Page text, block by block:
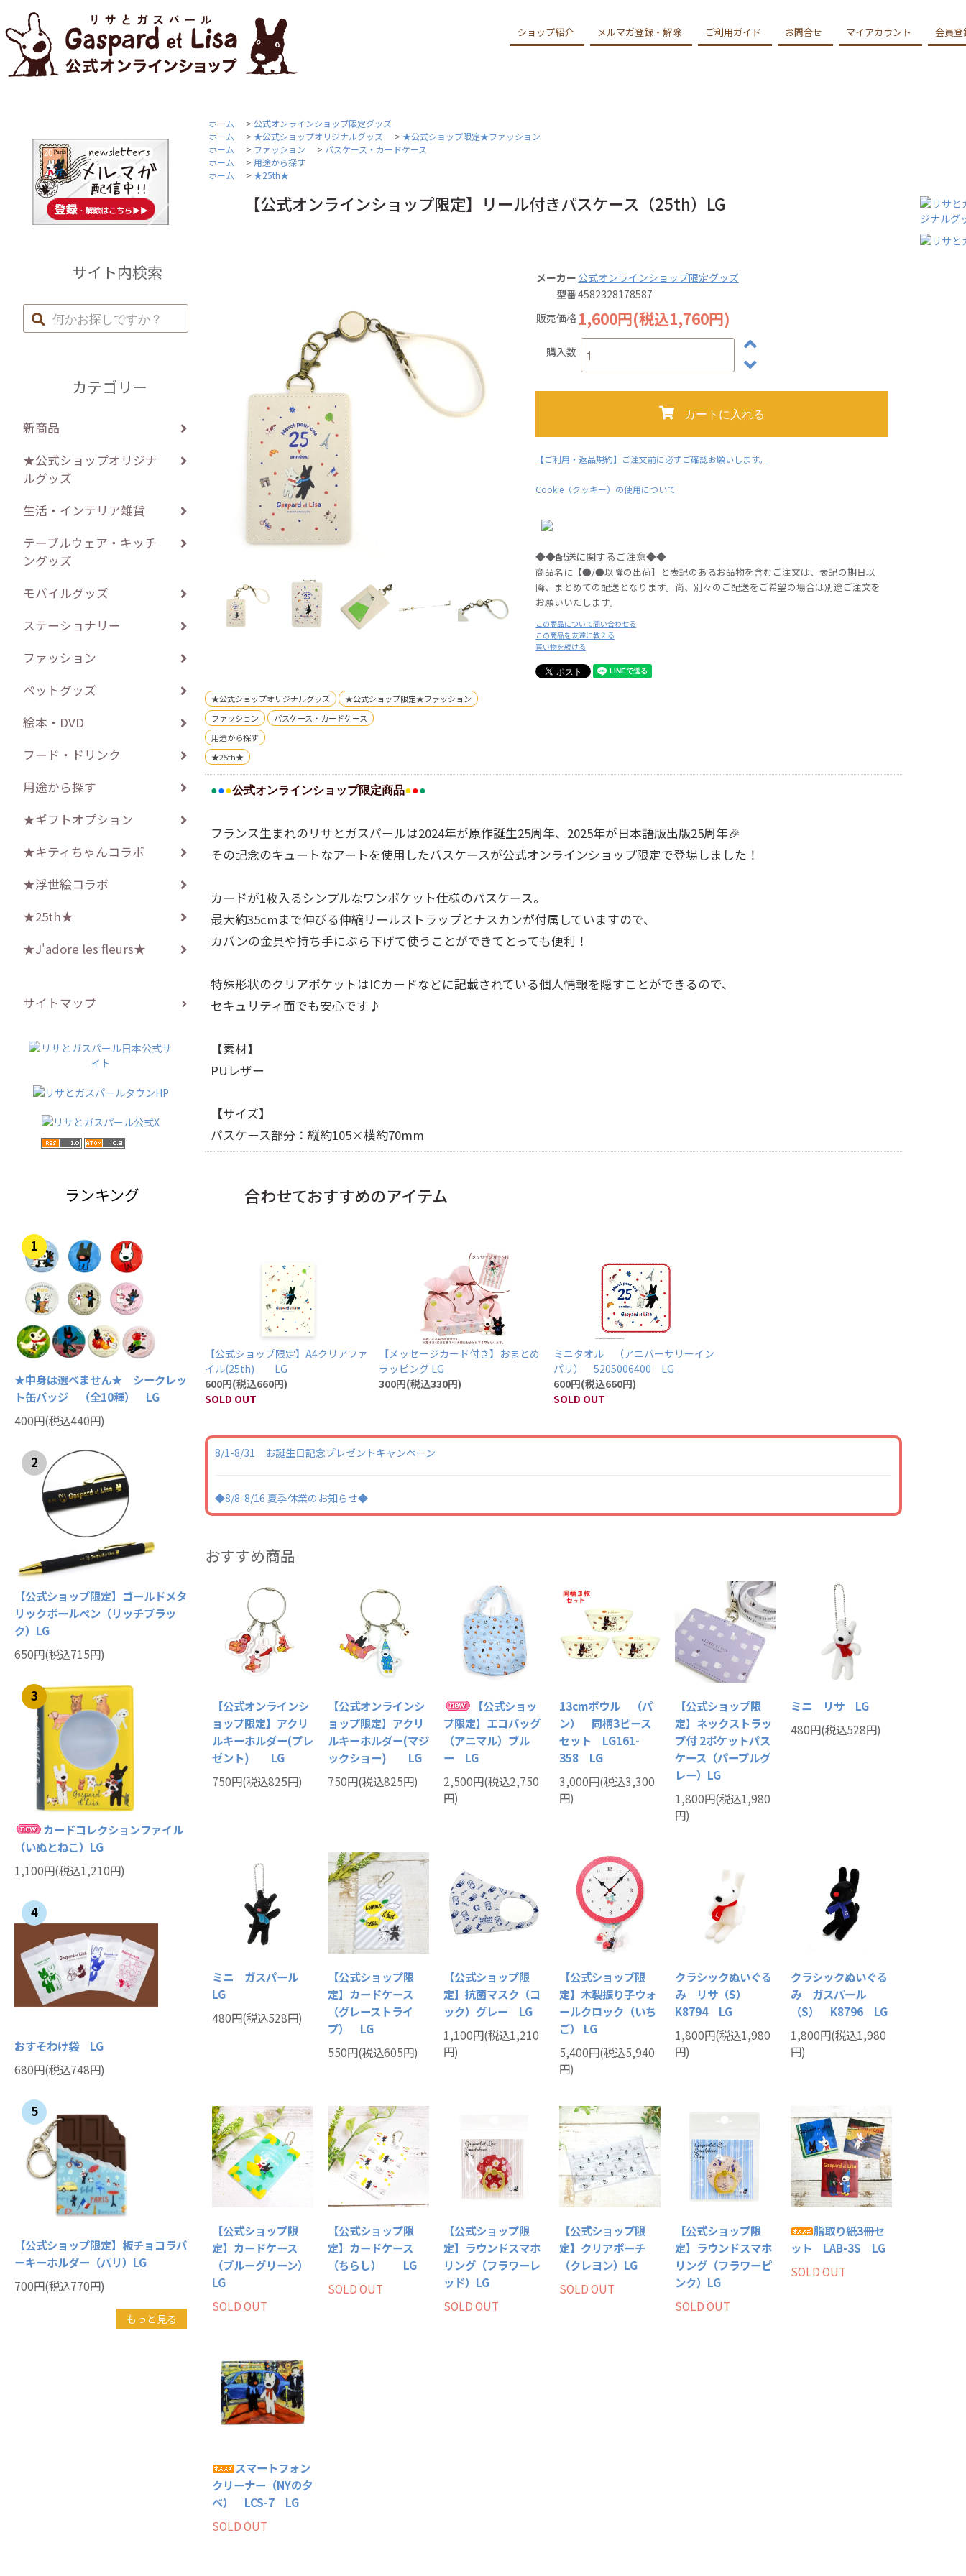
ショップ紹介 メルマガ登録・解除 ご利用ガイド お問合せ マイアカウント 会員登
サイト内検索
カテゴリー
新商品
★公式ショップオリジナ
ルグッズ
生活・インテリア雑貨
テーブルウェア・キッチ
ングッズ
モバイルグッズ
ステーショナリー
ファッション
ペットグッズ
絵本・DVD
フード・ドリンク
用途から探す
★ギフトオプション
★キティちゃんコラボ
★浮世絵コラボ
★25th★
★J'adore les fleurs★
サイトマップ
ランキング
1
★中身は選べません★ シークレッ
ト缶バッジ （全10種） LG
400円(税込440円)
2
【公式ショップ限定】ゴールドメタ
リックボールペン（リッチブラッ
ク）LG
650円(税込715円)
3
カードコレクションファイル
（いぬとねこ）LG
1,100円(税込1,210円)
4
おすそわけ袋 LG
680円(税込748円)
5
【公式ショップ限定】板チョコラバ
ーキーホルダー（パリ）LG
700円(税込770円)
もっと見る
ホーム > 公式オンラインショップ限定グッズ
ホーム
> ★公式ショップオリジナルグッズ > ★公式ショップ限定★ファッション
ホーム
> ファッション > パスケース・カードケース
ホーム
> 用途から探す
ホーム
> ★25th★
【公式オンラインショップ限定】リール付きパスケース（25th）LG
メーカー 公式オンラインショップ限定グッズ
型番4582328178587
販売価格 1,600円(税込1,760円)
購入数
カートに入れる
【ご利用・返品規約】ご注文前に必ずご確認お願いします。
Cookie（クッキー）の使用について
◆◆配送に関するご注意◆◆
商品名に【●/●以降の出荷】と表記のあるお品物を含むご注文は、表記の期日以
降、まとめての配送となります。尚、別々のご配送をご希望の場合は別途ご注文を
お願いいたします。
この商品について問い合わせる
この商品を友達に教える
買い物を続ける
★公式ショップオリジナルグッズ
★公式ショップ限定★ファッション
ファッション
パスケース・カードケース
用途から探す
★25th★
●●●公式オンラインショップ限定商品●●●
フランス生まれのリサとガスパールは2024年が原作誕生25周年、2025年が日本語版出版25周年🎉
その記念のキュートなアートを使用したパスケースが公式オンラインショップ限定で登場しました！
カードが1枚入るシンプルなワンポケット仕様のパスケース。
最大約35cmまで伸びる伸縮リールストラップとナスカンが付属していますので、
カバンの金具や持ち手にぶら下げて使うことができてとっても便利！
特殊形状のクリアポケットはICカードなどに記載されている個人情報を隠すことができるので、
セキュリティ面でも安心です♪
【素材】
PUレザー
【サイズ】
パスケース部分：縦約105×横約70mm
合わせておすすめのアイテム
【公式ショップ限定】A4クリアファ
イル(25th) LG
600円(税込660円)
SOLD OUT
【メッセージカード付き】おまとめ
ラッピング LG
300円(税込330円)
ミニタオル （アニバーサリーイン
パリ） 5205006400 LG
600円(税込660円)
SOLD OUT
8/1-8/31 お誕生日記念プレゼントキャンペーン
◆8/8-8/16 夏季休業のお知らせ◆
おすすめ商品
【公式オンラインシ
ョップ限定】アクリ
ルキーホルダー(プレ
ゼント) LG
750円(税込825円)
【公式オンラインシ
ョップ限定】アクリ
ルキーホルダー(マジ
ックショー) LG
750円(税込825円)
【公式ショッ
プ限定】エコバッグ
（アニマル）ブル
ー LG
2,500円(税込2,750
円)
13cmボウル （パ
ン） 同柄3ピース
セット LG161-
358 LG
3,000円(税込3,300
円)
【公式ショップ限
定】ネックストラッ
プ付 2ポケットパス
ケース（パープルグ
レー）LG
1,800円(税込1,980
円)
ミニ リサ LG
480円(税込528円)
ミニ ガスパール
LG
480円(税込528円)
【公式ショップ限
定】カードケース
（グレーストライ
プ） LG
550円(税込605円)
【公式ショップ限
定】抗菌マスク（コ
ック）グレー LG
1,100円(税込1,210
円)
【公式ショップ限
定】木製振り子ウォ
ールクロック（いち
ご） LG
5,400円(税込5,940
円)
クラシックぬいぐる
み リサ（S）
K8794 LG
1,800円(税込1,980
円)
クラシックぬいぐる
み ガスパール
（S） K8796 LG
1,800円(税込1,980
円)
【公式ショップ限
定】カードケース
（ブルーグリーン）
LG
SOLD OUT
【公式ショップ限
定】カードケース
（ちらし） LG
SOLD OUT
【公式ショップ限
定】ラウンドスマホ
リング（フラワーレ
ッド）LG
SOLD OUT
【公式ショップ限
定】クリアポーチ
（クレヨン）LG
SOLD OUT
【公式ショップ限
定】ラウンドスマホ
リング（フラワーピ
ンク）LG
SOLD OUT
脂取り紙3冊セ
ット LAB-3S LG
SOLD OUT
スマートフォン
クリーナー（NYの夕
べ） LCS-7 LG
SOLD OUT